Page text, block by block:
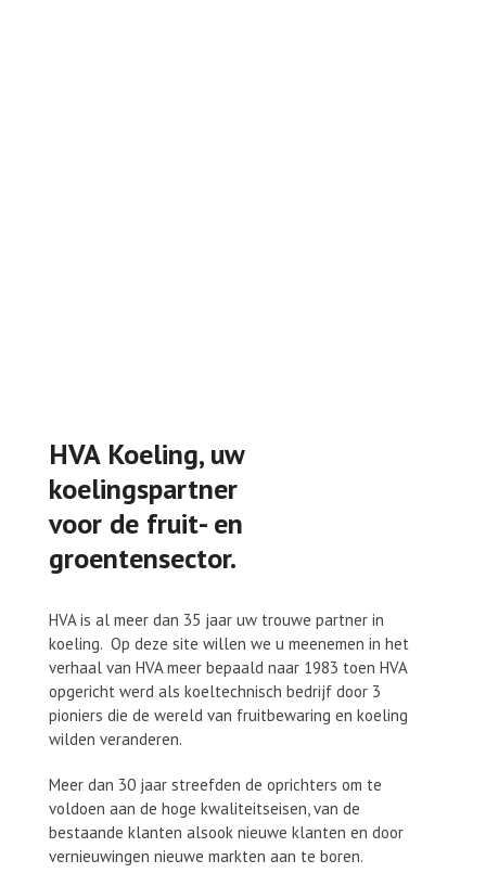
HVA Koeling, uw
koelingspartner
voor de fruit- en
groentensector.
HVA is al meer dan 35 jaar uw trouwe partner in
koeling. Op deze site willen we u meenemen in het
verhaal van HVA meer bepaald naar 1983 toen HVA
opgericht werd als koeltechnisch bedrijf door 3
pioniers die de wereld van fruitbewaring en koeling
wilden veranderen.
Meer dan 30 jaar streefden de oprichters om te
voldoen aan de hoge kwaliteitseisen, van de
bestaande klanten alsook nieuwe klanten en door
vernieuwingen nieuwe markten aan te boren.